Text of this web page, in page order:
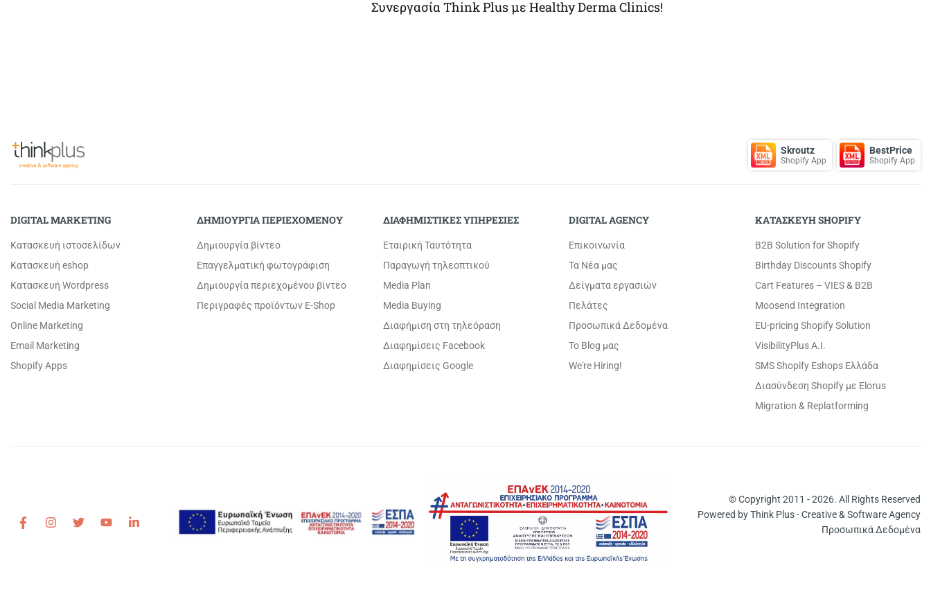
Συνεργασία Think Plus με Healthy Derma Clinics!
Skroutz
Shopify App
BestPrice
Shopify App
DIGITAL MARKETING
Κατασκευή ιστοσελίδων
Κατασκευή eshop
Κατασκευή Wordpress
Social Media Marketing
Online Marketing
Email Marketing
Shopify Apps
ΔΗΜΙΟΥΡΓΙΑ ΠΕΡΙΕΧΟΜΕΝΟΥ
Δημιουργία βίντεο
Επαγγελματική φωτογράφιση
Δημιουργία περιεχομένου βίντεο
Περιγραφές προϊόντων E-Shop
ΔΙΑΦΗΜΙΣΤΙΚΕΣ ΥΠΗΡΕΣΙΕΣ
Εταιρική Ταυτότητα
Παραγωγή τηλεοπτικού
Media Plan
Media Buying
Διαφήμιση στη τηλεόραση
Διαφημίσεις Facebook
Διαφημίσεις Google
DIGITAL AGENCY
Επικοινωνία
Τα Νέα μας
Δείγματα εργασιών
Πελάτες
Προσωπικά Δεδομένα
Το Blog μας
We're Hiring!
ΚΑΤΑΣΚΕΥΗ SHOPIFY
B2B Solution for Shopify
Birthday Discounts Shopify
Cart Features – VIES & B2B
Moosend Integration
EU-pricing Shopify Solution
VisibilityPlus A.I.
SMS Shopify Eshops Ελλάδα
Διασύνδεση Shopify με Elorus
Migration & Replatforming
© Copyright 2011 - 2026. All Rights Reserved
Powered byThink Plus - Creative & Software Agency
Προσωπικά Δεδομένα